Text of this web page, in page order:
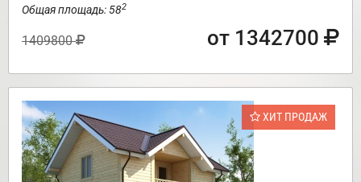
Общая площадь: 582
1409800 от 1342700
ХИТ ПРОДАЖ